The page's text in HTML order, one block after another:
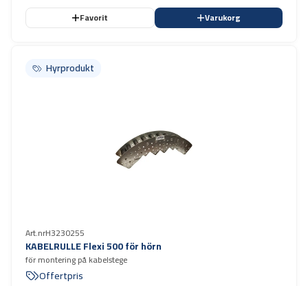
Favorit Varukorg
Hyrprodukt
Hyrprodukt
Art.nrH3230255
KABELRULLE Flexi 500 för hörn
för montering på kabelstege
Offertpris